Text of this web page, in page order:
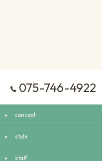
075-746-4922
concept
style
staff